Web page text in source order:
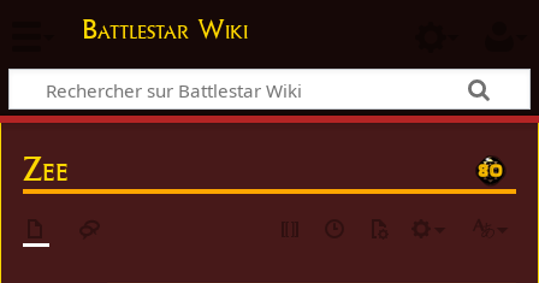
Battlestar Wiki
Zee